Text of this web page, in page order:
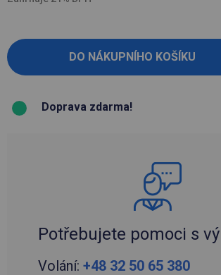
Doprava zdarma!
Potřebujete pomoci s
Volání: +48 32 50 65 380